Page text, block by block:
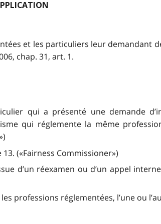
et les particuliers leur demandant
chap. 31, art. 1.
qui a présenté une demande
qui réglemente la même
(«Fairness Commissioner»)
d’un réexamen ou d’un appel
professions réglementées, l’une ou